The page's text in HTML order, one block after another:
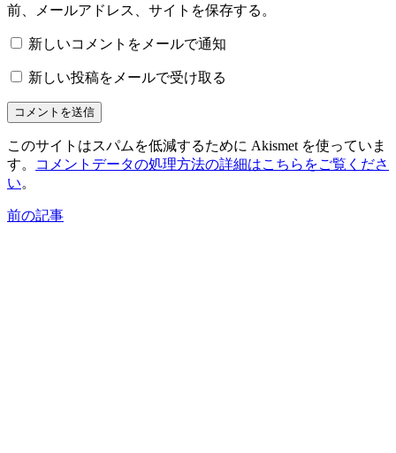
前、メールアドレス、サイトを保存する。
新しいコメントをメールで通知
新しい投稿をメールで受け取る
このサイトはスパムを低減するために Akismet を使っていま
す。
コメントデータの処理方法の詳細はこちらをご覧くださ
い。
前の記事